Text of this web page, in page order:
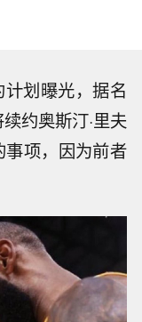
划曝光，据名
约奥斯汀·里夫
事项，因为前者